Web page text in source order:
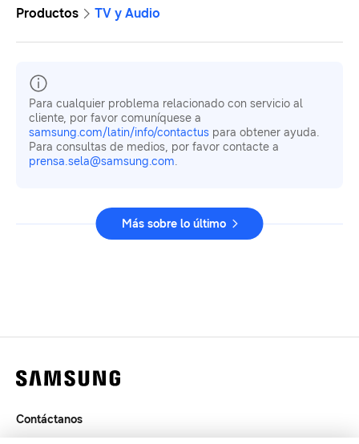
Productos
TV y Audio
Para cualquier problema relacionado con servicio al
cliente, por favor comuníquese a
samsung.com/latin/info/contactus para obtener ayuda.
Para consultas de medios, por favor contacte a
prensa.sela@samsung.com.
Más sobre lo último
Contáctanos